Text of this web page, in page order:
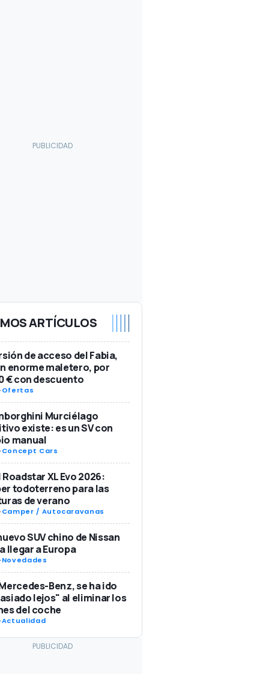
ARTÍCULOS
de acceso del Fabia,
enorme maletero, por
€ con descuento
Ofertas
Murciélago
existe: es un SV con
manual
Concept Cars
XL Evo 2026:
todoterreno para las
de verano
Camper / Autocaravanas
SUV chino de Nissan
llegar a Europa
Novedades
Benz, se ha ido
lejos" al eliminar los
del coche
Actualidad